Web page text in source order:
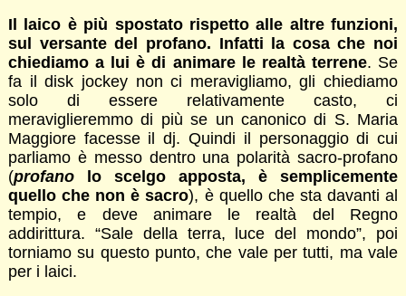
Il laico è più spostato rispetto alle altre funzioni,
sul versante del profano. Infatti la cosa che noi
chiediamo a lui è di animare le realtà terrene. Se
fa il disk jockey non ci meravigliamo, gli chiediamo
solo di essere relativamente casto, ci
meraviglieremmo di più se un canonico di S. Maria
Maggiore facesse il dj. Quindi il personaggio di cui
parliamo è messo dentro una polarità sacro-profano
(profanolo scelgo apposta, è semplicemente
quello che non è sacro), è quello che sta davanti al
tempio, e deve animare le realtà del Regno
addirittura. “Sale della terra, luce del mondo”, poi
torniamo su questo punto, che vale per tutti, ma vale
per i laici.